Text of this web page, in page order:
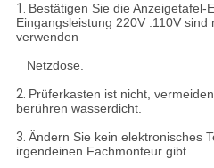
1. Bestätigen Sie die Anzeigetafel-
Eingangsleistung 220V .110V
verwenden
Netzdose.
2. Prüferkasten ist nicht,
berühren wasserdicht.
3. Ändern Sie kein elektronisches
irgendeinen Fachmonteur gibt.